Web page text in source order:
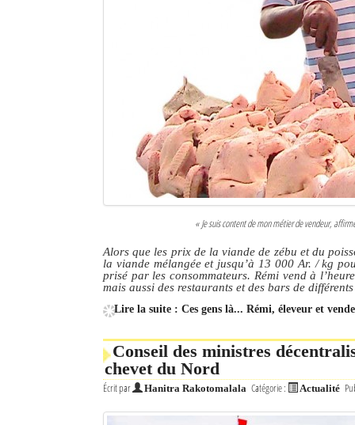
« Je suis content de mon métier de vendeur,
Alors que les prix de la viande de zébu et du
la viande mélangée et jusqu’à 13 000 Ar. / kg
prisé par les consommateurs. Rémi vend à
mais aussi des restaurants et des bars de
Lire la suite : Ces gens là... Rémi, éleveur et
Conseil des ministres
chevet du Nord
Écrit par Hanitra Rakotomalala Catégorie : Actualité